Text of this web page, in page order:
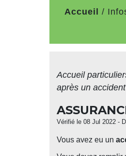
Accueil /
Accueil
après un accident
Vérifié le 08 Jul 2022 -
Vous avez eu un